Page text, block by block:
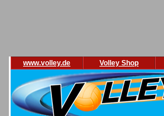
www.volley.de Volley Shop